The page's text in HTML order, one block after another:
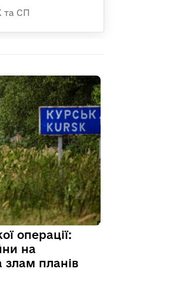
та СП
операції:
на
злам планів